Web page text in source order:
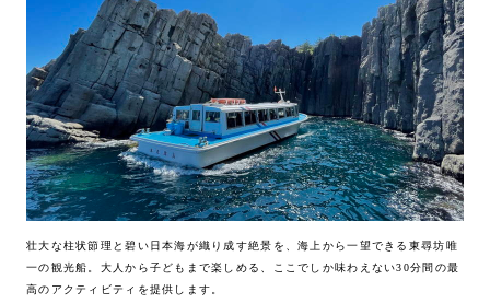
壮大な柱状節理と碧い日本海が織り成す絶景を、海上から一望できる東尋坊唯
一の観光船。大人から子どもまで楽しめる、ここでしか味わえない30分間の最
高のアクティビティを提供します。